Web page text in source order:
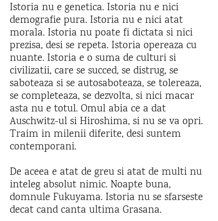
Istoria nu e genetica. Istoria nu e nici
demografie pura. Istoria nu e nici atat
morala. Istoria nu poate fi dictata si nici
prezisa, desi se repeta. Istoria opereaza cu
nuante. Istoria e o suma de culturi si
civilizatii, care se succed, se distrug, se
saboteaza si se autosaboteaza, se tolereaza,
se completeaza, se dezvolta, si nici macar
asta nu e totul. Omul abia ce a dat
Auschwitz-ul si Hiroshima, si nu se va opri.
Traim in milenii diferite, desi suntem
contemporani.
De aceea e atat de greu si atat de multi nu
inteleg absolut nimic. Noapte buna,
domnule Fukuyama. Istoria nu se sfarseste
decat cand canta ultima Grasana.